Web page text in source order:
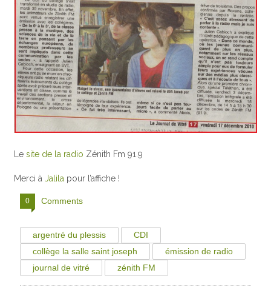
Lesite de la radio Zénith Fm 91.9
Merci àJalila pour l’affiche !
0 Comments
argentré du plessis
CDI
collège la salle saint joseph
émission de radio
journal de vitré
zénith FM